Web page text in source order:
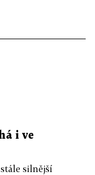
i ve
silnější